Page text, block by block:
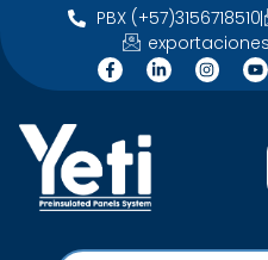
PBX (+57)3156718510